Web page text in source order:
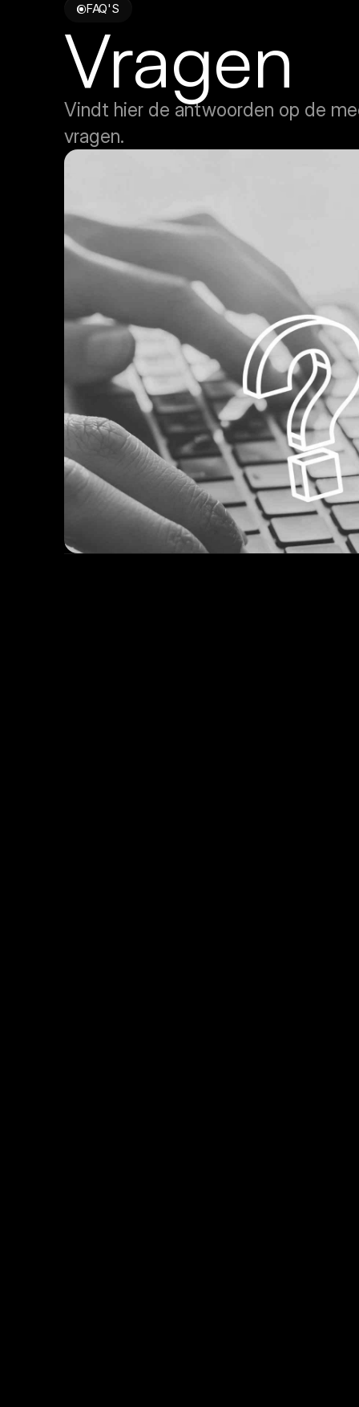
FAQ'S
Vragen
Vindt hier de antwoorden op de
vragen.